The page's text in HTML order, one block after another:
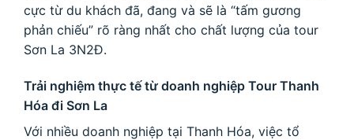
cực từ du khách đã, đang và sẽ là “tấm gương
phản chiếu” rõ ràng nhất cho chất lượng của tour
Sơn La 3N2Đ.
Trải nghiệm thực tế từ doanh nghiệp Tour Thanh
Hóa đi Sơn La
Với nhiều doanh nghiệp tại Thanh Hóa, việc tổ